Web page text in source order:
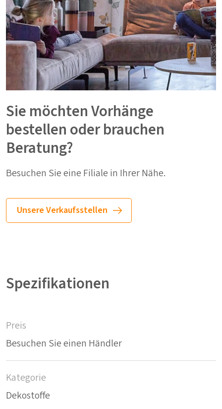
Sie möchten Vorhänge
bestellen oder brauchen
Beratung?
Besuchen Sie eine Filiale in Ihrer Nähe.
Unsere Verkaufsstellen
Spezifikationen
Preis
Besuchen Sie einen Händler
Kategorie
Dekostoffe